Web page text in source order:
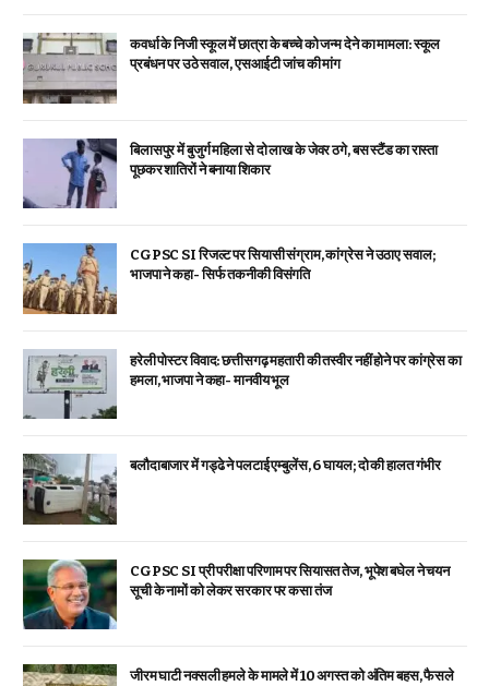
कवर्धा के निजी स्कूल में छात्रा के बच्चे को जन्म देने का मामला: स्कूल
प्रबंधन पर उठे सवाल, एसआईटी जांच की मांग
बिलासपुर में बुजुर्ग महिला से दो लाख के जेवर ठगे, बस स्टैंड का रास्ता
पूछकर शातिरों ने बनाया शिकार
CGPSC SI रिजल्ट पर सियासी संग्राम, कांग्रेस ने उठाए सवाल;
भाजपा ने कहा- सिर्फ तकनीकी विसंगति
हरेली पोस्टर विवाद: छत्तीसगढ़ महतारी की तस्वीर नहीं होने पर कांग्रेस का
हमला, भाजपा ने कहा- मानवीय भूल
बलौदाबाजार में गड्ढे ने पलटाई एम्बुलेंस, 6 घायल; दो की हालत गंभीर
CGPSC SI प्री परीक्षा परिणाम पर सियासत तेज, भूपेश बघेल ने चयन
सूची के नामों को लेकर सरकार पर कसा तंज
जीरम घाटी नक्सली हमले के मामले में 10 अगस्त को अंतिम बहस, फैसले